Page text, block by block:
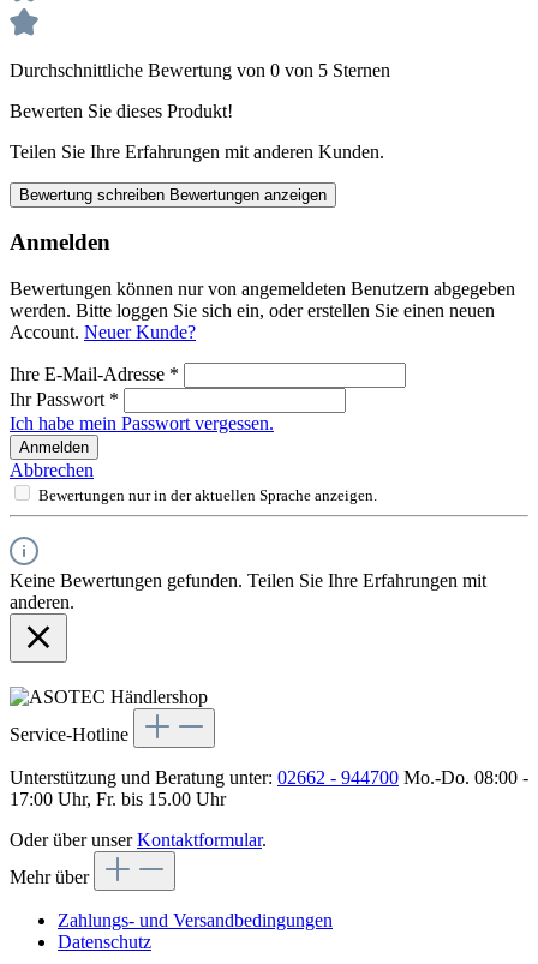
Durchschnittliche Bewertung von 0 von 5 Sternen
Bewerten Sie dieses Produkt!
Teilen Sie Ihre Erfahrungen mit anderen Kunden.
Bewertung schreiben Bewertungen anzeigen
Anmelden
Bewertungen können nur von angemeldeten Benutzern abgegeben
werden. Bitte loggen Sie sich ein, oder erstellen Sie einen neuen
Account. Neuer Kunde?
Ihre E-Mail-Adresse *
Ihr Passwort *
Ich habe mein Passwort vergessen.
Anmelden
Abbrechen
Bewertungen nur in der aktuellen Sprache anzeigen.
Keine Bewertungen gefunden. Teilen Sie Ihre Erfahrungen mit
anderen.
Service-Hotline
Unterstützung und Beratung unter: 02662 - 944700 Mo.-Do. 08:00 -
17:00 Uhr, Fr. bis 15.00 Uhr
Oder über unserKontaktformular.
Mehr über
Zahlungs- und Versandbedingungen
Datenschutz